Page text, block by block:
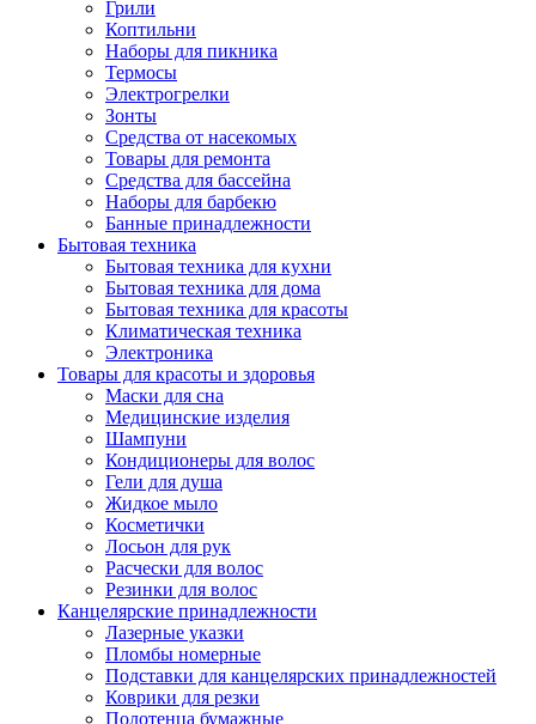
Грили
Коптильни
Наборы для пикника
Термосы
Электрогрелки
Зонты
Средства от насекомых
Товары для ремонта
Средства для бассейна
Наборы для барбекю
Банные принадлежности
Бытовая техника
Бытовая техника для кухни
Бытовая техника для дома
Бытовая техника для красоты
Климатическая техника
Электроника
Товары для красоты и здоровья
Маски для сна
Медицинские изделия
Шампуни
Кондиционеры для волос
Гели для душа
Жидкое мыло
Косметички
Лосьон для рук
Расчески для волос
Резинки для волос
Канцелярские принадлежности
Лазерные указки
Пломбы номерные
Подставки для канцелярских принадлежностей
Коврики для резки
Полотенца бумажные